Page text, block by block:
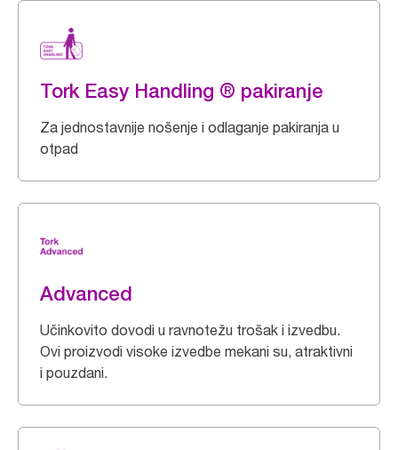
Tork Easy Handling ® pakiranje
Za jednostavnije nošenje i odlaganje pakiranja u
otpad
Advanced
Učinkovito dovodi u ravnotežu trošak i izvedbu.
Ovi proizvodi visoke izvedbe mekani su, atraktivni
i pouzdani.